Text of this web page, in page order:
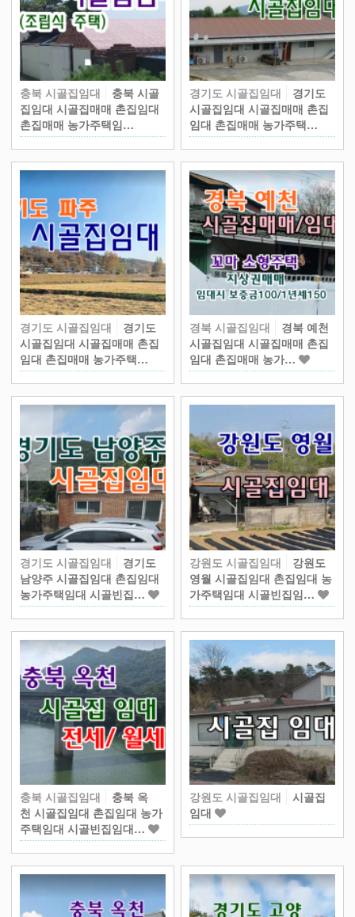
충북 시골집임대
충북 시골
집임대 시골집매매 촌집임대
촌집매매 농가주택임…
경기도 시골집임대
경기도
시골집임대 시골집매매 촌집
임대 촌집매매 농가주택…
경기도 시골집임대
경기도
시골집임대 시골집매매 촌집
임대 촌집매매 농가주택…
경북 시골집임대
경북 예천
시골집임대 시골집매매 촌집
임대 촌집매매 농가…
경기도 시골집임대
경기도
남양주 시골집임대 촌집임대
농가주택임대 시골빈집…
강원도 시골집임대
강원도
영월 시골집임대 촌집임대 농
가주택임대 시골빈집임…
충북 시골집임대
충북 옥
천 시골집임대 촌집임대 농가
주택임대 시골빈집임대…
강원도 시골집임대
시골집
임대